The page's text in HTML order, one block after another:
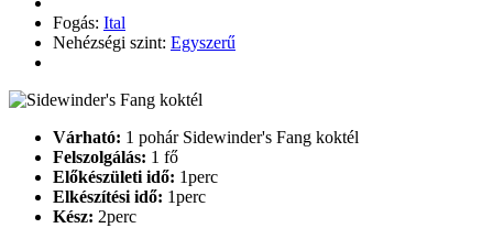
Fogás: Ital
Nehézségi szint: Egyszerű
Várható: 1 pohár Sidewinder's Fang koktél
Felszolgálás: 1 fő
Előkészületi idő: 1perc
Elkészítési idő: 1perc
Kész: 2perc